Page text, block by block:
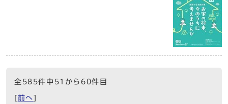
全585件中51から60件目
[前へ]